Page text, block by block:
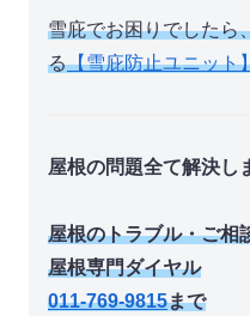
雪庇でお困りでしたら
る【雪庇防止ユニット
屋根の問題全て解決し
屋根のトラブル・ご相
屋根専門ダイヤル
011-769-9815まで